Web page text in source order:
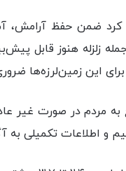
ضمن حفظ آرامش،
جمله زلزله هنوز قابل
برای این زمین لرزه‌ها
به مردم در صورت
و اطلاعات تکمیلی به